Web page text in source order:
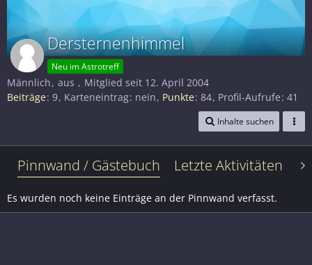
Dersternenhimmel
Neu im Astrotreff
Männlich aus
Mitglied seit 12. April 2004
Beiträge 9 Karteneintrag nein Punkte 84 Profil-Aufrufe 41
Inhalte suchen
Pinnwand / Gästebuch Letzte Aktivitäten
Es wurden noch keine Einträge an der Pinnwand verfasst.